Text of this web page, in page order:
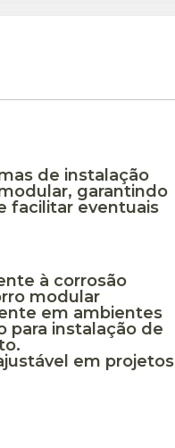
de instalação
garantindo
facilitar eventuais
à corrosão
modular
em ambientes
para instalação de
em projetos